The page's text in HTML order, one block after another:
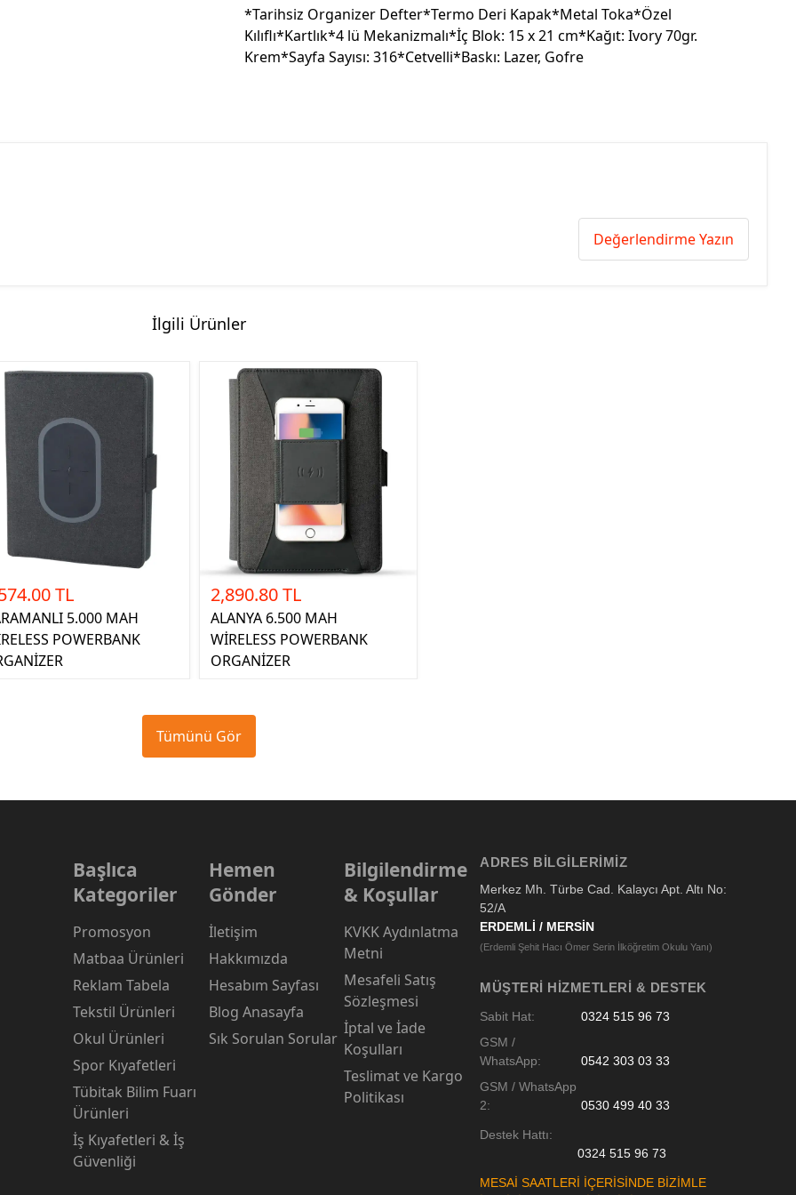
*Tarihsiz Organizer Defter*Termo Deri Kapak*Metal Toka*Özel
Kılıflı*Kartlık*4 lü Mekanizmalı*İç Blok: 15 x 21 cm*Kağıt: Ivory 70gr.
Krem*Sayfa Sayısı: 316*Cetvelli*Baskı: Lazer, Gofre
Değerlendirme Yazın
İlgili Ürünler
TL
5.000 MAH
POWERBANK
2,890.80 TL
ALANYA 6.500 MAH
WİRELESS POWERBANK
ORGANİZER
Tümünü Gör
Başlıca
Kategoriler
Promosyon
Matbaa Ürünleri
Reklam Tabela
Tekstil Ürünleri
Okul Ürünleri
Spor Kıyafetleri
Tübitak Bilim Fuarı
Ürünleri
İş Kıyafetleri & İş
Güvenliği
Hemen
Gönder
İletişim
Hakkımızda
Hesabım Sayfası
Blog Anasayfa
Sık Sorulan Sorular
Bilgilendirme
& Koşullar
KVKK Aydınlatma
Metni
Mesafeli Satış
Sözleşmesi
İptal ve İade
Koşulları
Teslimat ve Kargo
Politikası
ADRES BILGILERIMIZ
Merkez Mh. Türbe Cad. Kalaycı Apt. Altı No:
52/A
ERDEMLİ / MERSİN
(Erdemli Şehit Hacı Ömer Serin İlköğretim Okulu Yanı)
MÜŞTERI HIZMETLERI & DESTEK
Sabit Hat:
0324 515 96 73
GSM /
WhatsApp:
0542 303 03 33
GSM / WhatsApp
2:
0530 499 40 33
Destek Hattı:
0324 515 96 73
MESAİ SAATLERİ İÇERİSİNDE BİZİMLE